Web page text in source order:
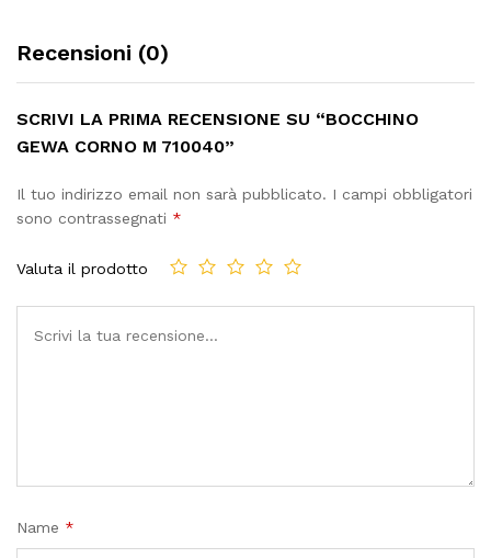
Recensioni (0)
SCRIVI LA PRIMA RECENSIONE SU “BOCCHINO
GEWA CORNO M 710040”
Il tuo indirizzo email non sarà pubblicato. I campi obbligatori
sono contrassegnati *
Valuta il prodotto
Name *